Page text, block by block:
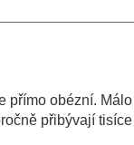
přímo obézní.
přibývají